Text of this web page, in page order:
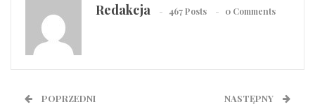
Redakcja 467 Posts 0 Comments
POPRZEDNI NASTĘPNY